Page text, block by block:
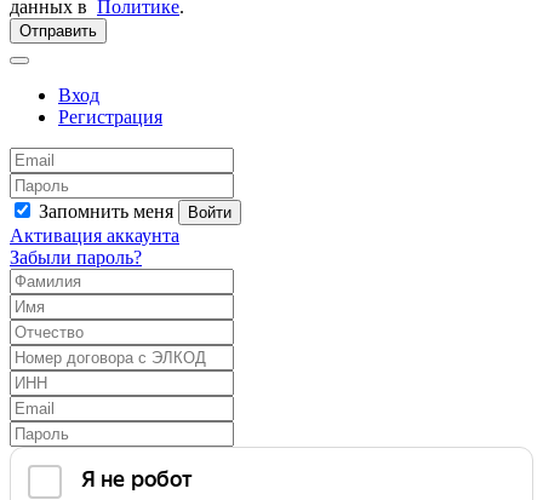
данных в Политике.
Отправить
Вход
Регистрация
Запомнить меня Войти
Активация аккаунта
Забыли пароль?